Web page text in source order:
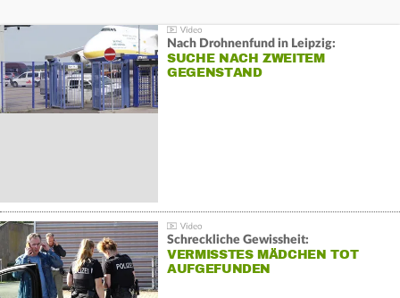
Nach Drohnenfund in Leipzig:
SUCHE NACH ZWEITEM
GEGENSTAND
Schreckliche Gewissheit:
VERMISSTES MÄDCHEN TOT
AUFGEFUNDEN